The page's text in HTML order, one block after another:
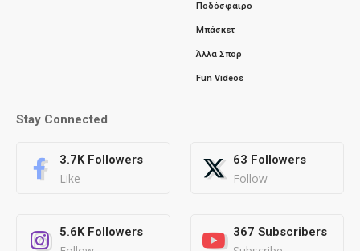
Ποδόσφαιρο
Μπάσκετ
Άλλα Σπορ
Fun Videos
Stay Connected
3.7K Followers
Like
63 Followers
Follow
5.6K Followers 367 Subscribers